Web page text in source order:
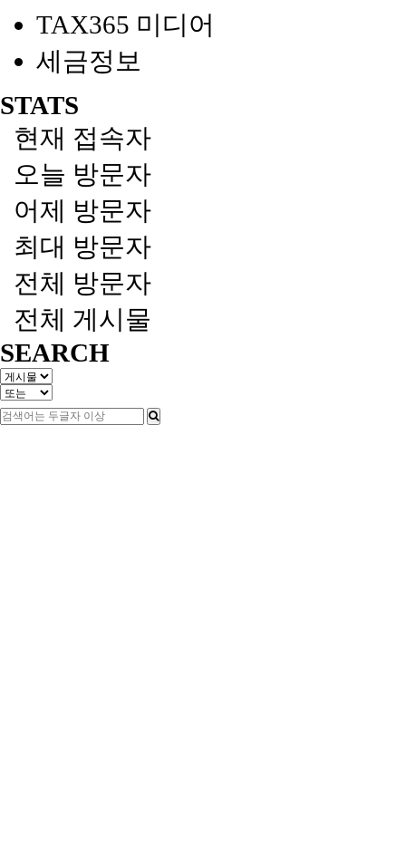
TAX365 미디어
세금정보
STATS
현재 접속자
오늘 방문자
어제 방문자
최대 방문자
전체 방문자
전체 게시물
SEARCH